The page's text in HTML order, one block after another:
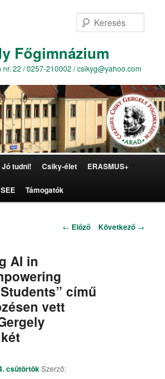
Főgimnázium
nr. 22 / 0257-210002 / csikyg@yahoo.com
Jó tudni! Csiky-élet ERASMUS+
SEE Támogatók
Bejegyzés navigáció
← Előző Következő →
AI in
című
vett
csütörtökSzerző: